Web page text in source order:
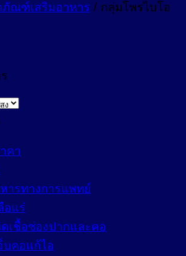
ภัณฑ์เสริมอาหาร / กลุ่มโพรไบโอ
คา
ารทางการแพทย์
อแร่
เชื้อช่องปากและคอ
บคอแก้ไอ